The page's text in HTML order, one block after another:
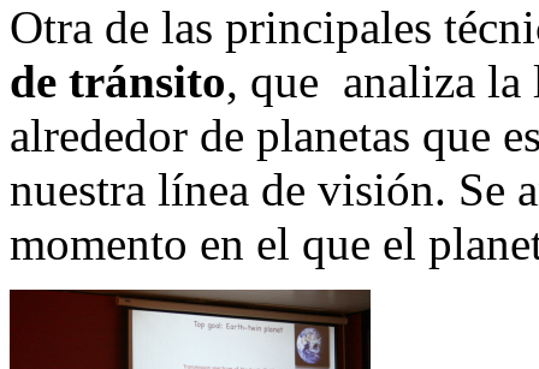
Otra de las principales
de tránsito, que analiza la
alrededor de planetas que
nuestra línea de visión. Se
momento en el que el